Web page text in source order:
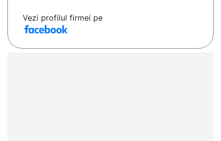
Vezi profilul firmei pe